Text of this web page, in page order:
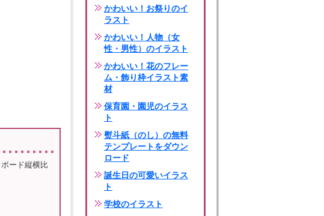
ード縦横比
かわいい！お祭りのイ
ラスト
かわいい！人物（女
性・男性）のイラスト
かわいい！花のフレー
ム・飾り枠イラスト素
材
保育園・園児のイラス
ト
熨斗紙（のし）の無料
テンプレートをダウン
ロード
誕生日の可愛いイラス
ト
学校のイラスト